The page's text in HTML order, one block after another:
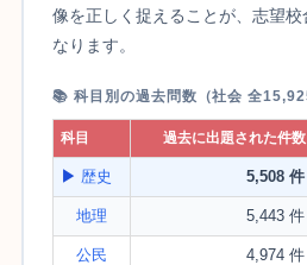
像を正しく捉えることが、志望校
なります。
📚 科目別の過去問数（社会 全
科目 過去に出題された件数
▶ 歴史 5,508 件
地理 5,443 件
公民 4,974 件